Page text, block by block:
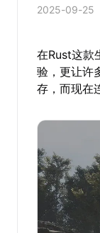
2025-09-25
在Rust这款
验，更让许
存，而现在